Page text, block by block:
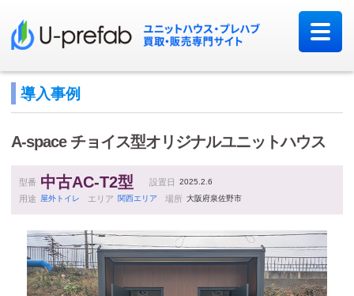
導入事例
A-space チョイス型オリジナルユニットハウス
型番 中古AC-T2型 設置日 2025.2.6
用途 屋外トイレ エリア 関西エリア 場所 大阪府泉佐野市